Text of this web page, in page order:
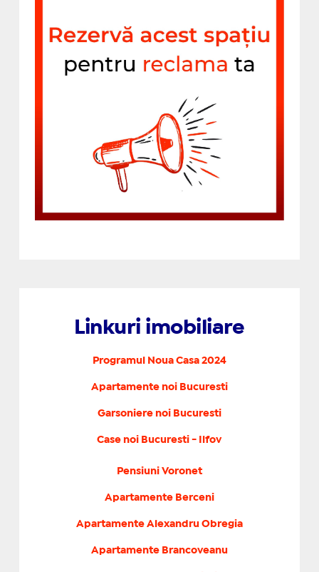
Linkuri imobiliare
Programul Noua Casa 2024
Apartamente noi Bucuresti
Garsoniere noi Bucuresti
Case noi Bucuresti - Ilfov
Pensiuni Voronet
Apartamente Berceni
Apartamente Alexandru Obregia
Apartamente Brancoveanu